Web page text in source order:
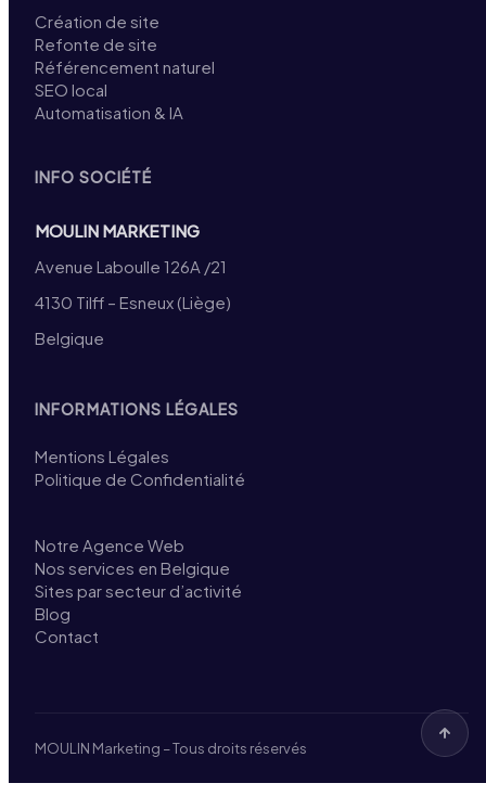
Création de site
Refonte de site
Référencement naturel
SEO local
Automatisation & IA
INFO SOCIÉTÉ
MOULIN MARKETING
Avenue Laboulle 126A /21
4130 Tilff – Esneux (Liège)
Belgique
INFORMATIONS LÉGALES
Mentions Légales
Politique de Confidentialité
Notre Agence Web
Nos services en Belgique
Sites par secteur d’activité
Blog
Contact
MOULIN Marketing – Tous droits réservés